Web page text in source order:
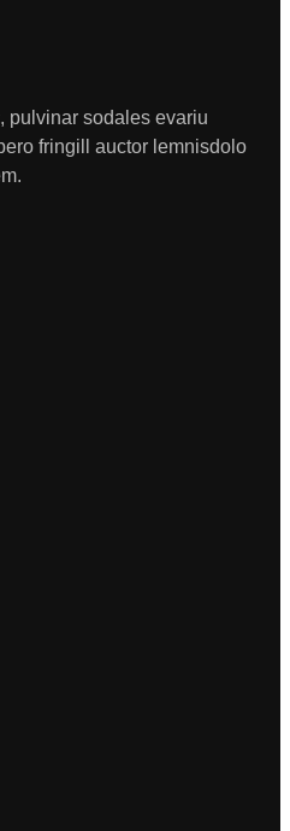
pulvinar sodales evariu
fringill auctor lemnisdolo